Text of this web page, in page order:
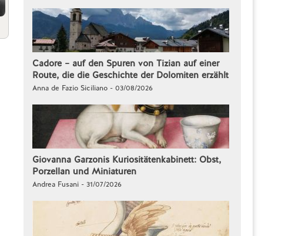
Cadore – auf den Spuren von Tizian auf einer
Route, die die Geschichte der Dolomiten erzählt
Anna de Fazio Siciliano - 03/08/2026
Giovanna Garzonis Kuriositätenkabinett: Obst,
Porzellan und Miniaturen
Andrea Fusani - 31/07/2026